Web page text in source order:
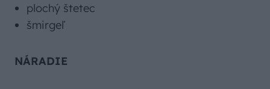
plochý štetec
šmirgeľ
NÁRADIE